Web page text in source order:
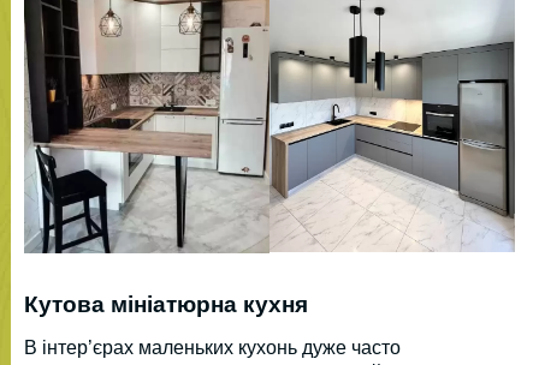
Кутова мініатюрна кухня
В інтер’єрах маленьких кухонь дуже часто